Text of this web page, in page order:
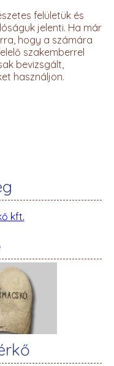
felületük és
jelenti. Ha már
hogy a számára
szakemberrel
bevizsgált,
használjon.
kft.